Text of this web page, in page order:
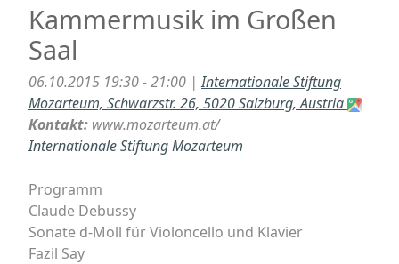
Kammermusik im Großen
Saal
06.10.2015 19:30 - 21:00 |Internationale Stiftung
Mozarteum, Schwarzstr. 26, 5020 Salzburg, Austria
Kontakt: www.mozarteum.at/
Internationale Stiftung Mozarteum
Programm
Claude Debussy
Sonate d-Moll für Violoncello und Klavier
Fazil Say